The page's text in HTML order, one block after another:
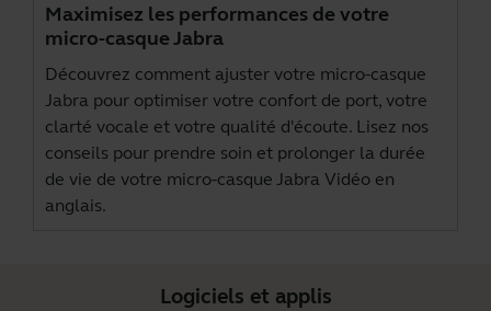
Maximisez les performances de votre
micro-casque Jabra
Découvrez comment ajuster votre micro-casque
Jabra pour optimiser votre confort de port, votre
clarté vocale et votre qualité d'écoute. Lisez nos
conseils pour prendre soin et prolonger la durée
de vie de votre micro-casque Jabra Vidéo en
anglais.
Logiciels et applis